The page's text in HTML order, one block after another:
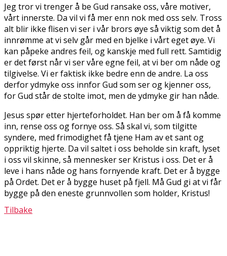
Jeg tror vi trenger å be Gud ransake oss, våre motiver,
vårt innerste. Da vil vi få mer enn nok med oss selv. Tross
alt blir ikke flisen vi ser i vår brors øye så viktig som det å
innrømme at vi selv går med en bjelke i vårt eget øye. Vi
kan påpeke andres feil, og kanskje med full rett. Samtidig
er det først når vi ser våre egne feil, at vi ber om nåde og
tilgivelse. Vi er faktisk ikke bedre enn de andre. La oss
derfor ydmyke oss innfor Gud som ser og kjenner oss,
for Gud står de stolte imot, men de ydmyke gir han nåde.
Jesus spør etter hjerteforholdet. Han ber om å få komme
inn, rense oss og fornye oss. Så skal vi, som tilgitte
syndere, med frimodighet få tjene Ham av et sant og
oppriktig hjerte. Da vil saltet i oss beholde sin kraft, lyset
i oss vil skinne, så mennesker ser Kristus i oss. Det er å
leve i hans nåde og hans fornyende kraft. Det er å bygge
på Ordet. Det er å bygge huset på fjell. Må Gud gi at vi får
bygge på den eneste grunnvollen som holder, Kristus!
Tilbake